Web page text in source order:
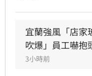
全面停駛。
宜蘭強風「店家
吹爆」員工嚇抱
3小時前